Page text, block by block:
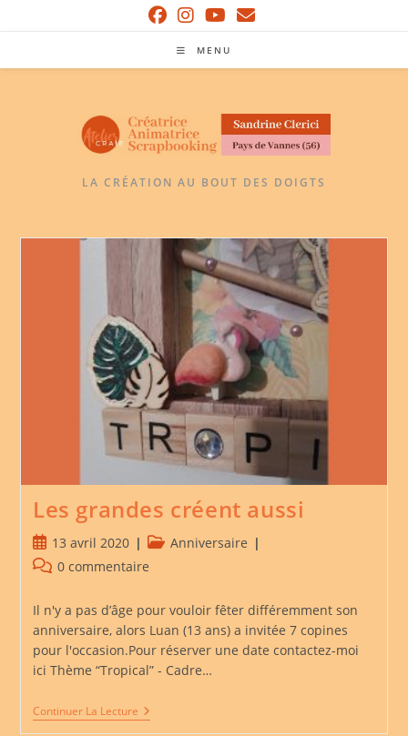
MENU
LA CRÉATION AU BOUT DES DOIGTS
Les grandes créent aussi
Publication
publiée :
13 avril 2020
Post
category:
Anniversaire
Commentaires
la
publication :
0 commentaire
Il n'y a pas d’âge pour vouloir fêter différemment son
anniversaire, alors Luan (13 ans) a invitée 7 copines
pour l'occasion.Pour réserver une date contactez-moi
ici Thème “Tropical” - Cadre…
Continuer La LectureLes
Grandes